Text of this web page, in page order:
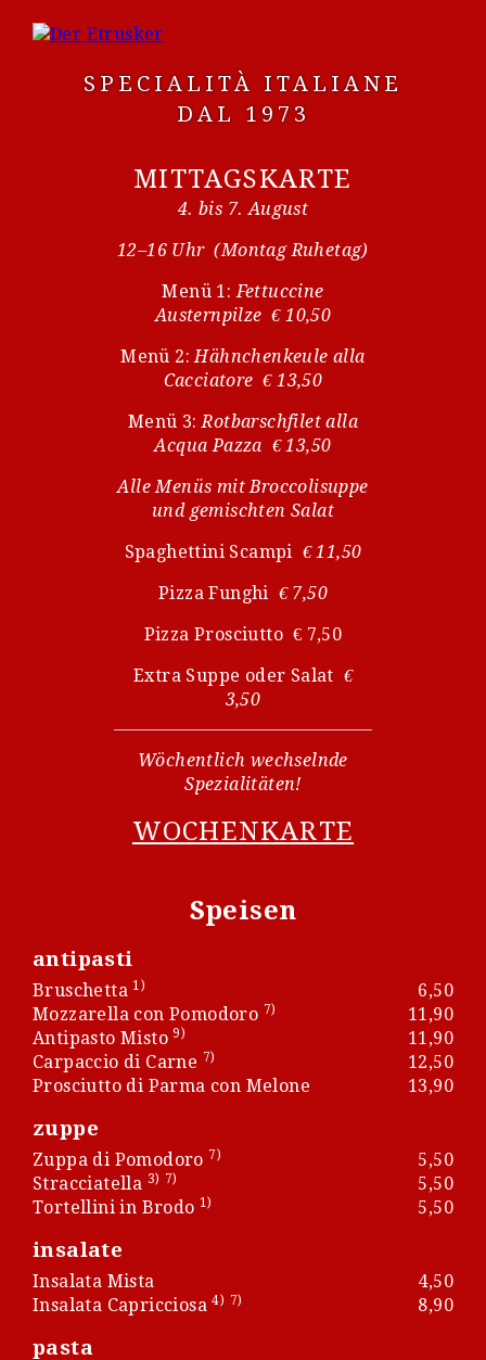
SPECIALITÀ ITALIANE
DAL 1973
MITTAGSKARTE
4. bis 7. August
12–16 Uhr (Montag Ruhetag)
Menü 1: Fettuccine
Austernpilze € 10,50
Menü 2: Hähnchenkeule alla
Cacciatore € 13,50
Menü 3: Rotbarschfilet alla
Acqua Pazza € 13,50
Alle Menüs mit Broccolisuppe
und gemischten Salat
Spaghettini Scampi € 11,50
Pizza Funghi € 7,50
Pizza Prosciutto € 7,50
Extra Suppe oder Salat €
3,50
Wöchentlich wechselnde
Spezialitäten!
WOCHENKARTE
Speisen
antipasti
Bruschetta 1)
6,50
Mozzarella con Pomodoro 7)
11,90
Antipasto Misto9)
11,90
Carpaccio di Carne 7)
12,50
Prosciutto di Parma con Melone
13,90
zuppe
Zuppa di Pomodoro 7)
5,50
Stracciatella 3) 7)
5,50
Tortellini in Brodo 1) 5,50
insalate
Insalata Mista
4,50
Insalata Capricciosa4) 7) 8,90
pasta